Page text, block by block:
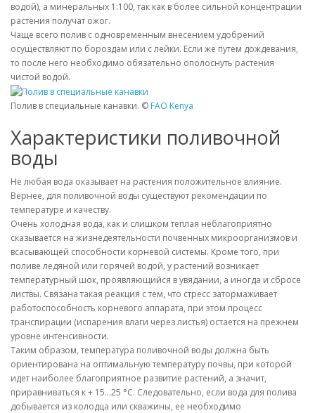
водой), а минеральных 1:100, так как в более сильной концентрации
растения получат ожог.
Чаще всего полив с одновременным внесением удобрений
осуществляют по бороздам или с лейки. Если же путем дождевания,
то после него необходимо обязательно ополоснуть растения
чистой водой.
Полив в специальные канавки. © FAO Kenya
Характеристики поливочной
воды
Не любая вода оказывает на растения положительное влияние.
Вернее, для поливочной воды существуют рекомендации по
температуре и качеству.
Очень холодная вода, как и слишком теплая неблагоприятно
сказывается на жизнедеятельности почвенных микроорганизмов и
всасывающей способности корневой системы. Кроме того, при
поливе ледяной или горячей водой, у растений возникает
температурный шок, проявляющийся в увядании, а иногда и сбросе
листвы. Связана такая реакция с тем, что стресс затормаживает
работоспособность корневого аппарата, при этом процесс
транспирации (испарения влаги через листья) остается на прежнем
уровне интенсивности.
Таким образом, температура поливочной воды должна быть
ориентирована на оптимальную температуру почвы, при которой
идет наиболее благоприятное развитие растений, а значит,
приравниваться к + 15…25 °C. Следовательно, если вода для полива
добывается из колодца или скважины, ее необходимо